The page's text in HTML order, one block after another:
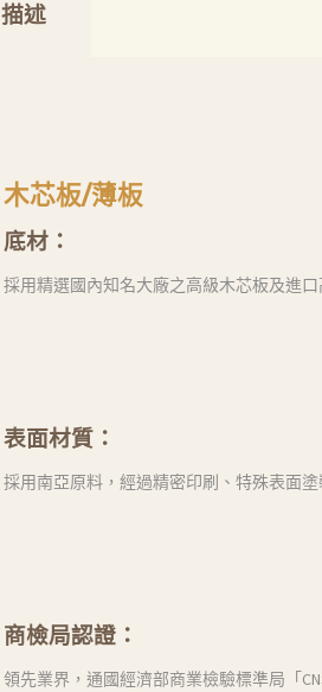
描述
木芯板/薄板
底材：
採用精選國內知名大廠之高級木芯板及進
表面材質：
採用南亞原料，經過精密印刷、特殊表面
商檢局認證：
領先業界，通國經濟部商業檢驗標準局「